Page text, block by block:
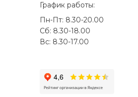
График работы:
Пн-Пт: 8.30-20.00
Сб: 8.30-18.00
Вс: 8.30-17.00